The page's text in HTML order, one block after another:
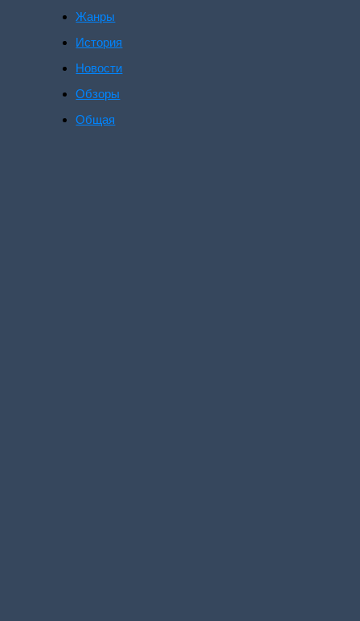
Жанры
История
Новости
Обзоры
Общая